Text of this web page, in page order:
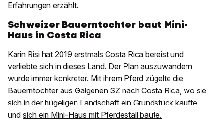
Erfahrungen erzählt.
Schweizer Bauerntochter baut Mini-
Haus in Costa Rica
Karin Risi hat 2019 erstmals Costa Rica bereist und
verliebte sich in dieses Land. Der Plan auszuwandern
wurde immer konkreter. Mit ihrem Pferd zügelte die
Bauerntochter aus Galgenen SZ nach Costa Rica, wo sie
sich in der hügeligen Landschaft ein Grundstück kaufte
und sich ein Mini-Haus mit Pferdestall baute.